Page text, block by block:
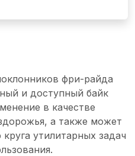
фри-райда
и доступный байк
в качестве
а также может
утилитарных задач